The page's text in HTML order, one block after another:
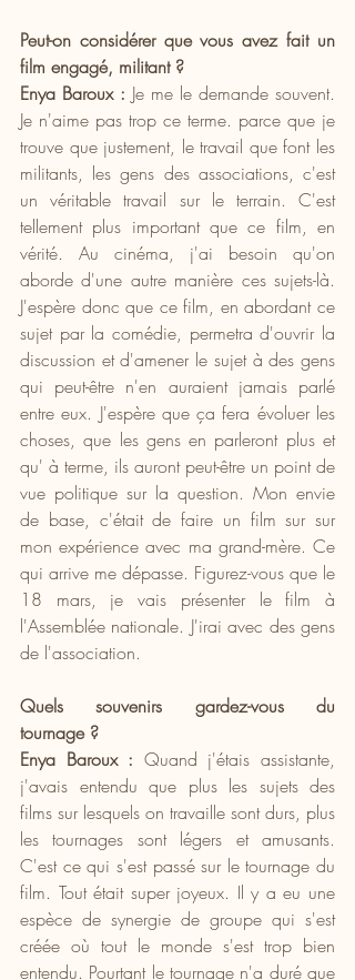
Peut-on considérer que vous avez fait un
film engagé, militant ?
Enya Baroux : Je me le demande souvent.
Je n'aime pas trop ce terme. parce que je
trouve que justement, le travail que font les
militants, les gens des associations, c'est
un véritable travail sur le terrain. C'est
tellement plus important que ce film, en
vérité. Au cinéma, j'ai besoin qu'on
aborde d'une autre manière ces sujets-là.
J'espère donc que ce film, en abordant ce
sujet par la comédie, permetra d'ouvrir la
discussion et d'amener le sujet à des gens
qui peut-être n'en auraient jamais parlé
entre eux. J'espère que ça fera évoluer les
choses, que les gens en parleront plus et
qu' à terme, ils auront peut-être un point de
vue politique sur la question. Mon envie
de base, c'était de faire un film sur sur
mon expérience avec ma grand-mère. Ce
qui arrive me dépasse. Figurez-vous que le
18 mars, je vais présenter le film à
l'Assemblée nationale. J'irai avec des gens
de l'association.
Quels souvenirs gardez-vous du
tournage ?
Enya Baroux : Quand j'étais assistante,
j'avais entendu que plus les sujets des
films sur lesquels on travaille sont durs, plus
les tournages sont légers et amusants.
C'est ce qui s'est passé sur le tournage du
film. Tout était super joyeux. Il y a eu une
espèce de synergie de groupe qui s'est
créée où tout le monde s'est trop bien
entendu. Pourtant le tournage n'a duré que